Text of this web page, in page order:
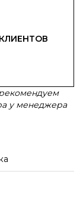
у менеджера